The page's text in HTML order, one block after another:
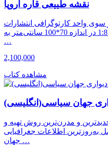
نقشه طییعی قاره اروپا
سوی واحد کارتوگرافی انتشارات
ایرانشناسی در مقیاس 1:8.000.000 در اندازه 70*100 سانتی‌متر به
…
2,100,000
مشاهده کتاب
جهان سیاسی(انگلیسی)
جدیدترین و مدرن‌ترین روش تهیه و
اطلاعات جغرافیایی
جهان …